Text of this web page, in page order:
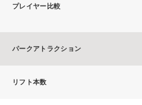
プレイヤー比較
パークアトラクション
リフト本数